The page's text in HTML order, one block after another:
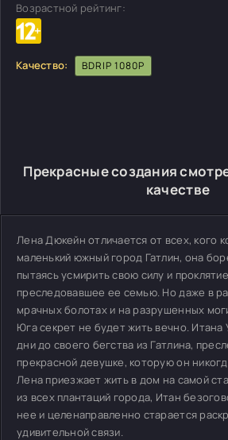
Возрастной рейтинг:
Качество: BDRIP 1080P
Прекрасные создания
качестве
Лена Дюкейн отличается от всех, кого
маленький южный город Гатлин, она
пытаясь усмирить свою силу и
преследовавшее ее семью. Но даже в
мрачных болотах и на разрушенных
Юга секрет не будет жить вечно. Итана
дни до своего бегства из Гатлина,
прекрасной девушке, которую он
Лена приезжает жить в дом на самой
из всех плантаций города, Итан
нее и целенаправленно старается
удивительной связи.